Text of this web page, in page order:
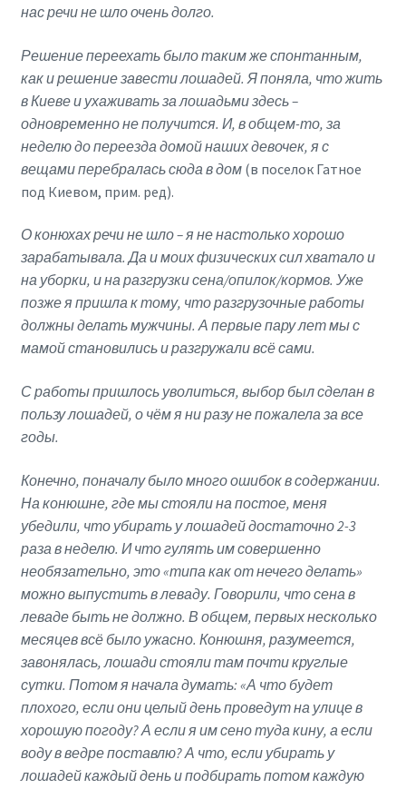
нас речи не шло очень долго.
Решение переехать было таким же спонтанным,
как и решение завести лошадей. Я поняла, что жить
в Киеве и ухаживать за лошадьми здесь –
одновременно не получится. И, в общем-то, за
неделю до переезда домой наших девочек, я с
вещами перебралась сюда в дом (в поселок Гатное
под Киевом, прим. ред).
О конюхах речи не шло – я не настолько хорошо
зарабатывала. Да и моих физических сил хватало и
на уборки, и на разгрузки сена/опилок/кормов. Уже
позже я пришла к тому, что разгрузочные работы
должны делать мужчины. А первые пару лет мы с
мамой становились и разгружали всё сами.
С работы пришлось уволиться, выбор был сделан в
пользу лошадей, о чём я ни разу не пожалела за все
годы.
Конечно, поначалу было много ошибок в содержании.
На конюшне, где мы стояли на постое, меня
убедили, что убирать у лошадей достаточно 2-3
раза в неделю. И что гулять им совершенно
необязательно, это«типа как от нечего делать»
можно выпустить в леваду. Говорили, что сена в
леваде быть не должно. В общем, первых несколько
месяцев всё было ужасно. Конюшня, разумеется,
завонялась, лошади стояли там почти круглые
сутки. Потом я начала думать: «А что будет
плохого, если они целый день проведут на улице в
хорошую погоду? А если я им сено туда кину, а если
воду в ведре поставлю? А что, если убирать у
лошадей каждый день и подбирать потом каждую